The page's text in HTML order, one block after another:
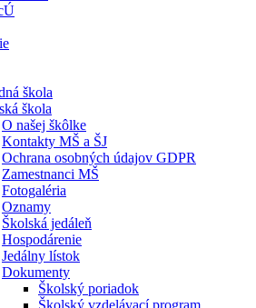
škola
škola
O našej škôlke
Kontakty MŠ a ŠJ
Ochrana osobných údajov GDPR
Zamestnanci MŠ
Fotogaléria
Oznamy
Školská jedáleň
Hospodárenie
Jedálny lístok
Dokumenty
Školský poriadok
Školský vzdelávací program